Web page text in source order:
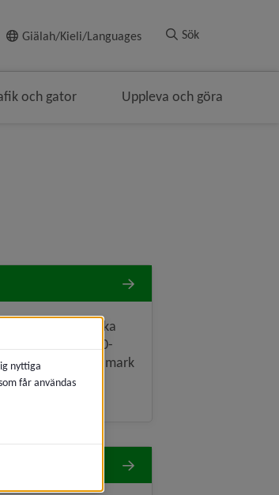
Giälah/Kieli/Languages Sök
och gator Uppleva och göra
bränns ned av ryska
gånger på 1700-
på svensk mark
1809.
nyttiga
får användas